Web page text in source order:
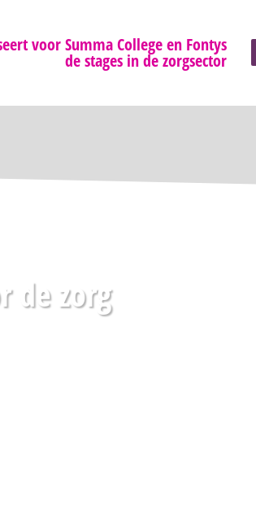
voor Summa College en Fontys
de stages in de zorgsector
de zorg